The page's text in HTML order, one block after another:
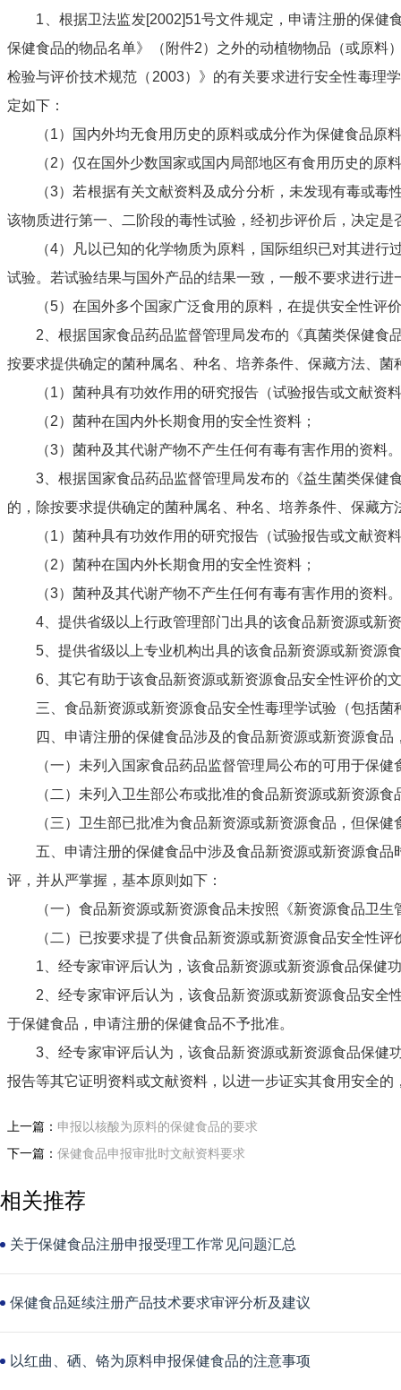
1 、根据卫法监发[2002]51号文件规定，申请注册的保健
保健食品的物品名单》（附件2）之外的动植物物品（或原料
检验与评价技术规范（ 2003）》的有关要求进行安全性毒理
定如下：
（1）国内外均无食用历史的原料或成分作为保健食品原
（2）仅在国外少数国家或国内局部地区有食用历史的原
（3）若根据有关文献资料及成分分析，未发现有毒或
该物质进行第一、二阶段的毒性试验，经初步评价后，决定
（4）凡以已知的化学物质为原料，国际组织已对其进
试验。若试验结果与国外产品的结果一致，一般不要求进行
（5）在国外多个国家广泛食用的原料，在提供安全性评
2 、根据国家食品药品监督管理局发布的《真菌类保健
按要求提供确定的菌种属名、种名、培养条件、保藏方法、
（1）菌种具有功效作用的研究报告（试验报告或文献资
（2）菌种在国内外长期食用的安全性资料；
（3）菌种及其代谢产物不产生任何有毒有害作用的资料。
3 、根据国家食品药品监督管理局发布的《益生菌类保
的，除按要求提供确定的菌种属名、种名、培养条件、保藏
（1）菌种具有功效作用的研究报告（试验报告或文献资
（2）菌种在国内外长期食用的安全性资料；
（3）菌种及其代谢产物不产生任何有毒有害作用的资料。
4 、提供省级以上行政管理部门出具的该食品新资源或
5 、提供省级以上专业机构出具的该食品新资源或新资
6 、其它有助于该食品新资源或新资源食品安全性评价的
三、食品新资源或新资源食品安全性毒理学试验（包括菌
四、申请注册的保健食品涉及的食品新资源或新资源食品
（一）未列入国家食品药品监督管理局公布的可用于保健
（二）未列入卫生部公布或批准的食品新资源或新资源食
（三）卫生部已批准为食品新资源或新资源食品，但保健
五、申请注册的保健食品中涉及食品新资源或新资源食品
评，并从严掌握，基本原则如下：
（一）食品新资源或新资源食品未按照《新资源食品卫生
（二）已按要求提了供食品新资源或新资源食品安全性评
1 、经专家审评后认为，该食品新资源或新资源食品保
2 、经专家审评后认为，该食品新资源或新资源食品安
于保健食品，申请注册的保健食品不予批准。
3 、经专家审评后认为，该食品新资源或新资源食品保
报告等其它证明资料或文献资料，以进一步证实其食用安全的
上一篇： 申报以核酸为原料的保健食品的要求
下一篇： 保健食品申报审批时文献资料要求
相关推荐
关于保健食品注册申报受理工作常见问题汇总
保健食品延续注册产品技术要求审评分析及建议
以红曲、硒、铬为原料申报保健食品的注意事项